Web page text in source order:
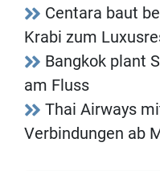
Centara baut
Krabi zum
Bangkok plant
am Fluss
Thai Airways
Verbindungen ab